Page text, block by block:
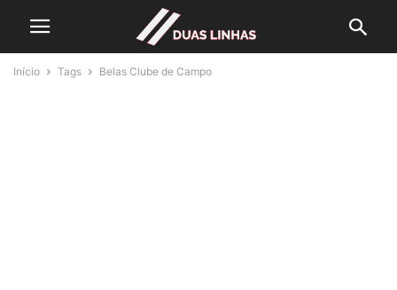
Início Tags Belas Clube de Campo